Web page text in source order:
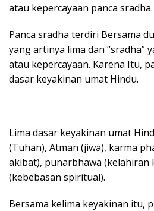
atau kepercayaan panca sradha.
Panca sradha terdiri Bersama
yang artinya lima dan “sradha”
atau kepercayaan. Karena Itu,
dasar keyakinan umat Hindu.
Lima dasar keyakinan umat
(Tuhan), Atman (jiwa), karma
akibat), punarbhawa (kelahiran
(kebebasan spiritual).
Bersama kelima keyakinan itu,